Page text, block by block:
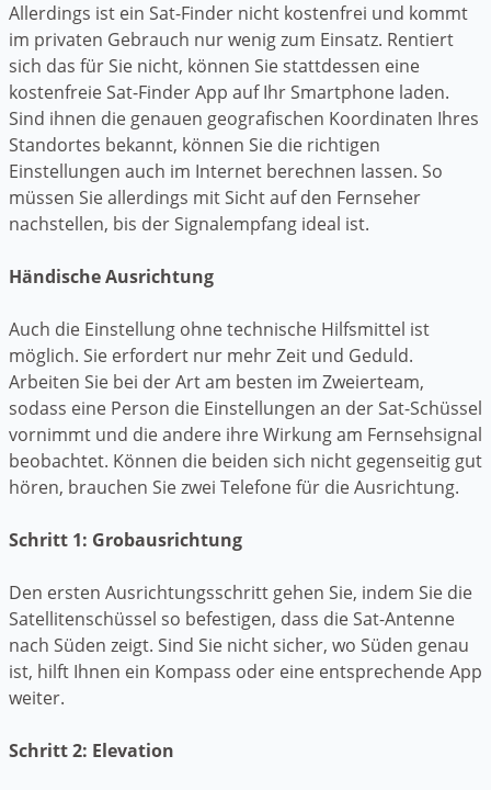
Allerdings ist ein Sat-Finder nicht kostenfrei und kommt
im privaten Gebrauch nur wenig zum Einsatz. Rentiert
sich das für Sie nicht, können Sie stattdessen eine
kostenfreie Sat-Finder App auf Ihr Smartphone laden.
Sind ihnen die genauen geografischen Koordinaten Ihres
Standortes bekannt, können Sie die richtigen
Einstellungen auch im Internet berechnen lassen. So
müssen Sie allerdings mit Sicht auf den Fernseher
nachstellen, bis der Signalempfang ideal ist.
Händische Ausrichtung
Auch die Einstellung ohne technische Hilfsmittel ist
möglich. Sie erfordert nur mehr Zeit und Geduld.
Arbeiten Sie bei der Art am besten im Zweierteam,
sodass eine Person die Einstellungen an der Sat-Schüssel
vornimmt und die andere ihre Wirkung am Fernsehsignal
beobachtet. Können die beiden sich nicht gegenseitig gut
hören, brauchen Sie zwei Telefone für die Ausrichtung.
Schritt 1: Grobausrichtung
Den ersten Ausrichtungsschritt gehen Sie, indem Sie die
Satellitenschüssel so befestigen, dass die Sat-Antenne
nach Süden zeigt. Sind Sie nicht sicher, wo Süden genau
ist, hilft Ihnen ein Kompass oder eine entsprechende App
weiter.
Schritt 2: Elevation